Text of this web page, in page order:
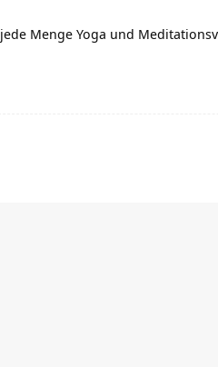
Menge Yoga und